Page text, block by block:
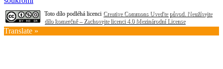
Toto dílo podléhá licenci Creative Commons Uveďte původ. Neužívejte
dílo komerčně – Zachovejte licenci 4.0 Mezinárodní License
Translate »